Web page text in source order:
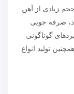
حجم زیادی از آهن
صرفه جویی
گوناگونی
تولید انواع